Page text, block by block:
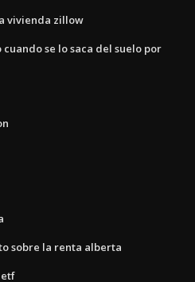
vivienda zillow
se lo saca del suelo por
sobre la renta alberta